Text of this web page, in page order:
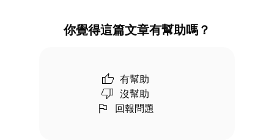
你覺得這篇文章有幫助嗎？
有幫助
沒幫助
回報問題